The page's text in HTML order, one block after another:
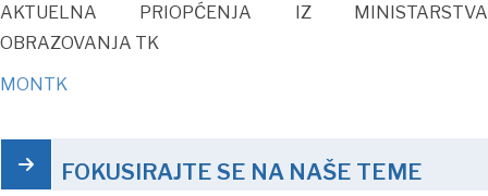
AKTUELNA PRIOPĆENJA IZ MINISTARSTVA
OBRAZOVANJA TK
MONTK
FOKUSIRAJTE SE NA NAŠE TEME